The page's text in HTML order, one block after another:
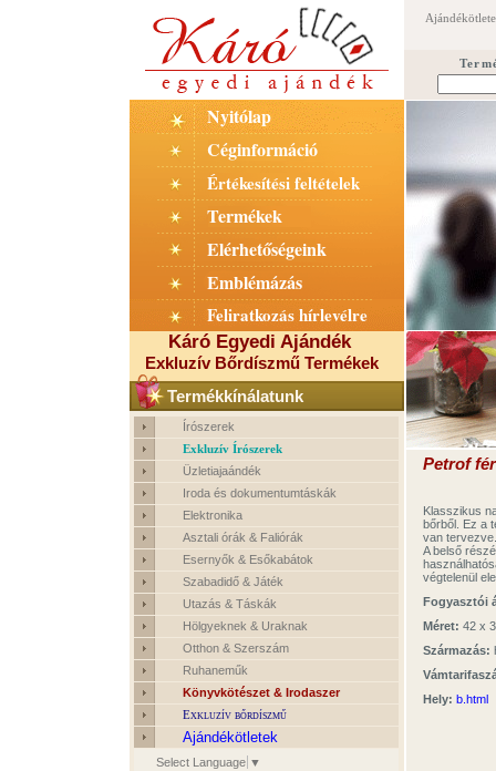
Nyitólap
Céginformáció
Értékesítési feltételek
Termékek
Elérhetőségeink
Emblémázás
Feliratkozás hírlevélre
Káró Egyedi Ajándék
Exkluzív Bőrdíszmű Termékek
Termékkínálatunk
Írószerek
Exkluzív Írószerek
Üzletiajaándék
Iroda és dokumentumtáskák
Elektronika
Asztali órák & Faliórák
Esernyők & Esőkabátok
Szabadidő & Játék
Utazás & Táskák
Hölgyeknek & Uraknak
Otthon & Szerszám
Ruhaneműk
Könyvkötészet & Irodaszer
Exkluzív bőrdíszmű
Ajándékötletek
Select Language ▼
Petrof
Klasszikus
bőrből. Ez a
van
A belső
végtelenül
Fogyasztói
Méret: 42 x
Származás:
Hely: b.html